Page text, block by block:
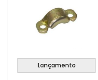
Lançamento